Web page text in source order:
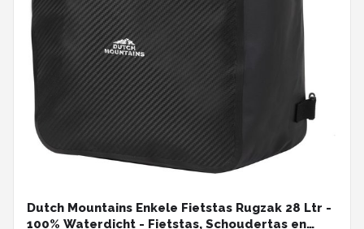
Dutch Mountains Enkele Fietstas Rugzak 28 Ltr -
100% Waterdicht - Fietstas, Schoudertas en